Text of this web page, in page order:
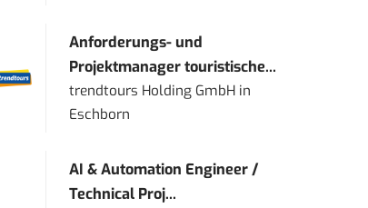
Anforderungs- und
Projektmanager touristische...
trendtours Holding GmbH in
Eschborn
AI & Automation Engineer /
Technical Proj...